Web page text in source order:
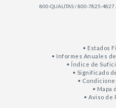
800-QUALITAS / 800-7825-
• Estados
• Informes Anuales
• Índice de
• Significado
•
• Mapa
• Aviso de